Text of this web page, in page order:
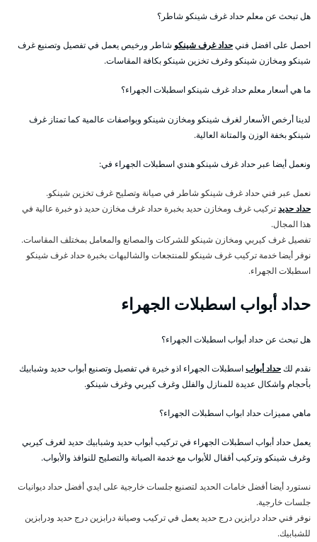
هل تبحث عن معلم حداد غرف شينكو شاطر؟
احصل على افضل فنيحداد غرف شينكو شاطر ورخيص يعمل في تفصيل وتصنيع غرف
شينكو ومخازن شينكو وغرف تخزين شينكو بكافة المقاسات.
ما هي أسعار معلم حداد غرف شينكو اسطبلات الجهراء؟
لدينا أرخص الأسعار لغرف شينكو ومخازن شينكو وبواصفات عالمية كما تمتاز غرف
شينكو بخفة الوزن والمتانة العالية.
ونعمل أيضا عبر حداد غرف شينكو هندي اسطبلات الجهراء في:
نعمل عبر فني حداد غرف شينكو شاطر في صيانة وتصليح غرف تخزين شينكو.
حداد حديدتركيب غرف ومخازن حديد بخبرة حداد غرف مخازن حديد ذو خبرة عالية في
هذا المجال.
تفصيل غرف كيربي ومخازن شينكو للشركات والمصانع والمعامل بمختلف المقاسات.
نوفر أيضا خدمة تركيب غرف شينكو للمنتجعات والشاليهات بخبرة حداد غرف شينكو
اسطبلات الجهراء.
حداد أبواب اسطبلات الجهراء
هل تبحث عن حداد أبواب اسطبلات الجهراء؟
نقدم لكحداد أبواباسطبلات الجهراء اذو خيرة في تفصيل وتصنيع أبواب حديد وشبابيك
بأحجام واشكال عديدة للمنازل والفلل وغرف كيربي وغرف شينكو.
ماهي مميزات حداد ابواب اسطبلات الجهراء؟
يعمل حداد أبواب اسطبلات الجهراء في تركيب أبواب حديد وشبابيك حديد لغرف كيربي
وغرف شينكو وتركيب أقفال للأبواب مع خدمة الصيانة والتصليح للنوافذ والأبواب.
نستورد أيضا أفضل خامات الحديد لتصنيع جلسات خارجية على ايدي أفضل حداد ديوانيات
جلسات خارجية.
نوفر فني حداد درابزين درج حديد يعمل في تركيب وصيانة درابزين درج حديد ودرابزين
للشبابيك.